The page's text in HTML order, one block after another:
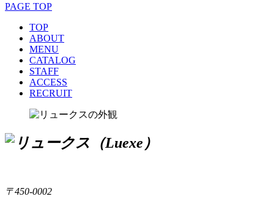
PAGE TOP
TOP
ABOUT
MENU
CATALOG
STAFF
ACCESS
RECRUIT
〒450-0002